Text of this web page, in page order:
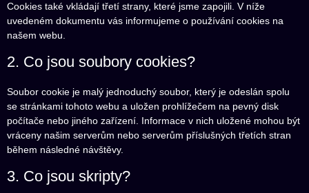
Cookies také vkládají třetí strany, které jsme zapojili. V níže
uvedeném dokumentu vás informujeme o používání cookies na
našem webu.
2. Co jsou soubory cookies?
Soubor cookie je malý jednoduchý soubor, který je odeslán spolu
se stránkami tohoto webu a uložen prohlížečem na pevný disk
počítače nebo jiného zařízení. Informace v nich uložené mohou být
vráceny našim serverům nebo serverům příslušných třetích stran
během následné návštěvy.
3. Co jsou skripty?